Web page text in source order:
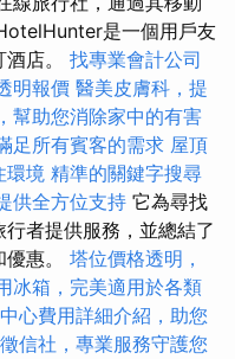
是一個用戶友
店。 找專業會計公司
明報價 醫美皮膚科，提
幫助您消除家中的有害
足所有賓客的需求 屋頂
環境 精準的關鍵字搜尋
供全方位支持 它為尋找
者提供服務，並總結了
惠。 塔位價格透明，
冰箱，完美適用於各類
心費用詳細介紹，助您
信社，專業服務守護您